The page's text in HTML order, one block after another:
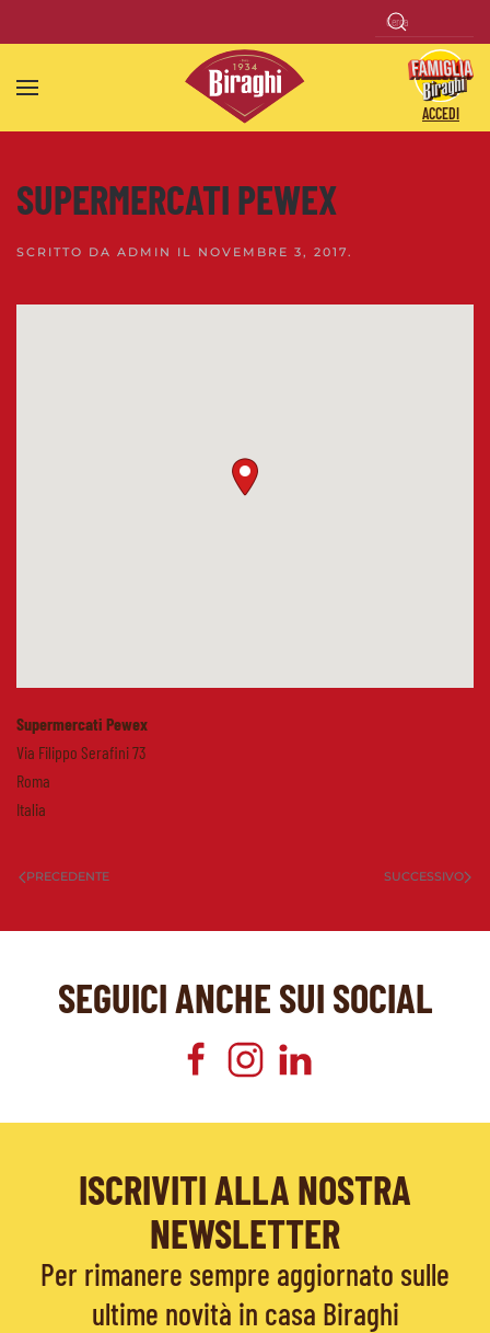
Skip to main content
ACCEDI
SUPERMERCATI PEWEX
SCRITTO DA ADMIN IL NOVEMBRE 3, 2017.
Supermercati Pewex
Via Filippo Serafini 73
Roma
Italia
PRECEDENTE SUCCESSIVO
SEGUICI ANCHE SUI SOCIAL
ISCRIVITI ALLA NOSTRA
NEWSLETTER
Per rimanere sempre aggiornato sulle
ultime novità in casa Biraghi